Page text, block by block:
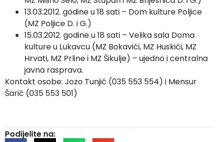
13.03.2012. godine u 18 sati – Dom kulture Poljice
(MZ Poljice D. i G.)
15.03.2012. godine u 18 sati – Velika sala Doma
kulture u Lukavcu (MZ Bokavići, MZ Huskići, MZ
Hrvati, MZ Prline i MZ Šikulje) – ujedno i centralna
javna rasprava.
Kontakt osobe: Jozo Tunjić (035 553 554) i Mensur
Šarić (035 553 501)
Podijelite na: